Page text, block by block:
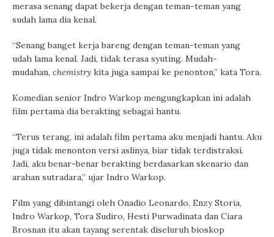
merasa senang dapat bekerja dengan teman-teman yang
sudah lama dia kenal.
“Senang banget kerja bareng dengan teman-teman yang
udah lama kenal. Jadi, tidak terasa syuting. Mudah-
mudahan, chemistry kita juga sampai ke penonton,” kata Tora.
Komedian senior Indro Warkop mengungkapkan ini adalah
film pertama dia berakting sebagai hantu.
“Terus terang, ini adalah film pertama aku menjadi hantu. Aku
juga tidak menonton versi aslinya, biar tidak terdistraksi.
Jadi, aku benar-benar berakting berdasarkan skenario dan
arahan sutradara,” ujar Indro Warkop.
Film yang dibintangi oleh Onadio Leonardo, Enzy Storia,
Indro Warkop, Tora Sudiro, Hesti Purwadinata dan Ciara
Brosnan itu akan tayang serentak diseluruh bioskop